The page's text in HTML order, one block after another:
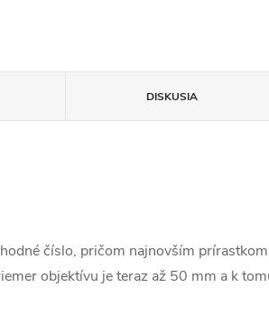
DISKUSIA
číslo, pričom najnovším
objektívu je teraz až 50 mm a k